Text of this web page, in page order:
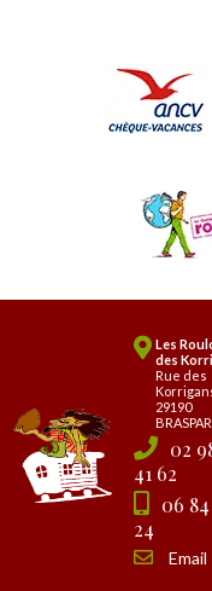
Les
des
Rue des
29190
02
41 62
06 84
24
Email